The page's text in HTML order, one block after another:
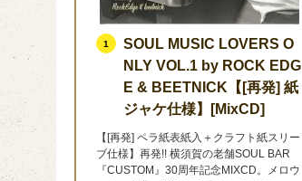
1
SOUL MUSIC LOVERS O
NLY VOL.1 by ROCK EDG
E & BEETNICK【[再発] 紙
ジャケ仕様】[MixCD]
【[再発] ペラ紙表紙入＋クラフト紙スリー
ブ仕様】再発!! 横須賀の老舗SOUL BAR
『CUSTOM』30周年記念MIXCD。メロウ